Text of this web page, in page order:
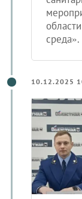
10.12.2025